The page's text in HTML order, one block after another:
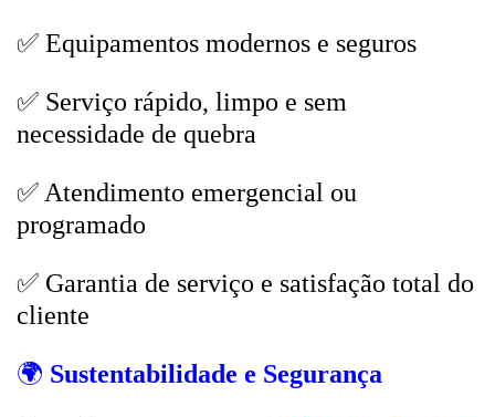
✅ Equipamentos modernos e seguros
✅ Serviço rápido, limpo e sem
necessidade de quebra
✅ Atendimento emergencial ou
programado
✅ Garantia de serviço e satisfação total do
cliente
🌍 Sustentabilidade e Segurança